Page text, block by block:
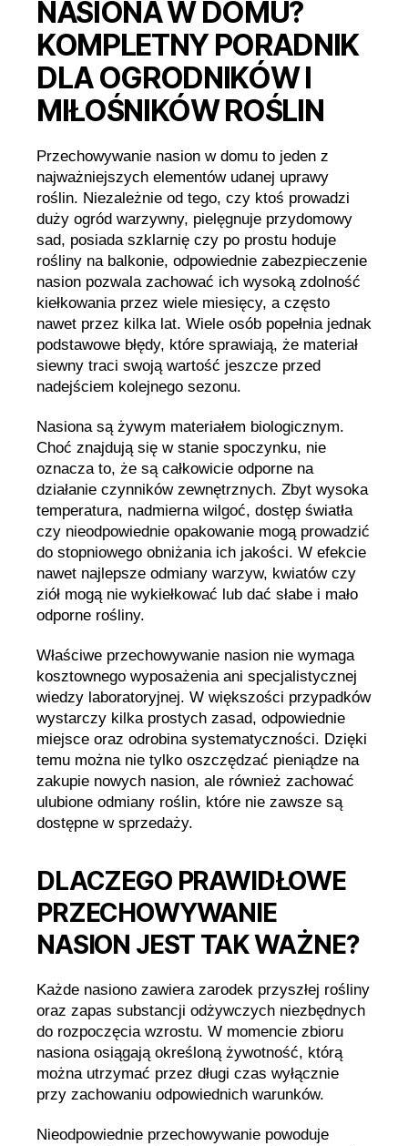
NASIONA W DOMU?
KOMPLETNY PORADNIK
DLA OGRODNIKÓW I
MIŁOŚNIKÓW ROŚLIN
Przechowywanie nasion w domu to jeden z
najważniejszych elementów udanej uprawy
roślin. Niezależnie od tego, czy ktoś prowadzi
duży ogród warzywny, pielęgnuje przydomowy
sad, posiada szklarnię czy po prostu hoduje
rośliny na balkonie, odpowiednie zabezpieczenie
nasion pozwala zachować ich wysoką zdolność
kiełkowania przez wiele miesięcy, a często
nawet przez kilka lat. Wiele osób popełnia jednak
podstawowe błędy, które sprawiają, że materiał
siewny traci swoją wartość jeszcze przed
nadejściem kolejnego sezonu.
Nasiona są żywym materiałem biologicznym.
Choć znajdują się w stanie spoczynku, nie
oznacza to, że są całkowicie odporne na
działanie czynników zewnętrznych. Zbyt wysoka
temperatura, nadmierna wilgoć, dostęp światła
czy nieodpowiednie opakowanie mogą prowadzić
do stopniowego obniżania ich jakości. W efekcie
nawet najlepsze odmiany warzyw, kwiatów czy
ziół mogą nie wykiełkować lub dać słabe i mało
odporne rośliny.
Właściwe przechowywanie nasion nie wymaga
kosztownego wyposażenia ani specjalistycznej
wiedzy laboratoryjnej. W większości przypadków
wystarczy kilka prostych zasad, odpowiednie
miejsce oraz odrobina systematyczności. Dzięki
temu można nie tylko oszczędzać pieniądze na
zakupie nowych nasion, ale również zachować
ulubione odmiany roślin, które nie zawsze są
dostępne w sprzedaży.
DLACZEGO PRAWIDŁOWE
PRZECHOWYWANIE
NASION JEST TAK WAŻNE?
Każde nasiono zawiera zarodek przyszłej rośliny
oraz zapas substancji odżywczych niezbędnych
do rozpoczęcia wzrostu. W momencie zbioru
nasiona osiągają określoną żywotność, którą
można utrzymać przez długi czas wyłącznie
przy zachowaniu odpowiednich warunków.
Nieodpowiednie przechowywanie powoduje